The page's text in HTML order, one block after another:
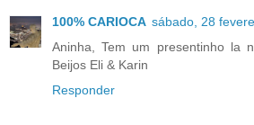
100% CARIOCA sábado, 28
Aninha, Tem um presentinho la
Beijos Eli & Karin
Responder